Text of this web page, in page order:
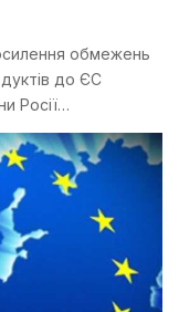
обмежень
до ЄС
Росії…